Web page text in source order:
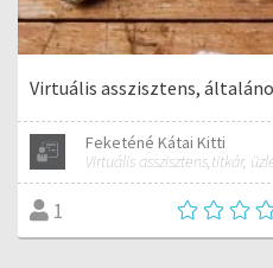
Virtuális asszisztens,
Feketéné Kátai Kitti
1